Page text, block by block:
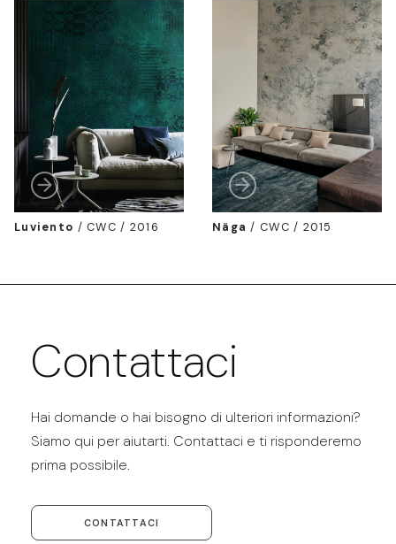
Luviento /CWC / 2016 Näga / CWC / 2015
Contattaci
Hai domande o hai bisogno di ulteriori informazioni?
Siamo qui per aiutarti. Contattaci e ti risponderemo
prima possibile.
CONTATTACI